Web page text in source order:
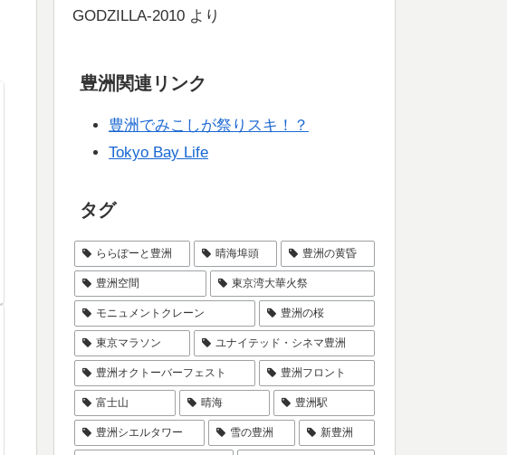
GODZILLA-2010 より
豊洲関連リンク
豊洲でみこしが祭りスキ！？
Tokyo Bay Life
タグ
ららぽーと豊洲 晴海埠頭 豊洲の黄昏
豊洲空間 東京湾大華火祭
モニュメントクレーン 豊洲の桜
東京マラソン ユナイテッド・シネマ豊洲
豊洲オクトーバーフェスト 豊洲フロント
富士山 晴海 豊洲駅
豊洲シエルタワー 雪の豊洲 新豊洲